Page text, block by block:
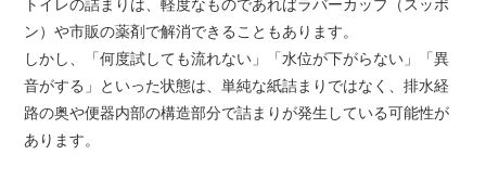
トイレの詰まりは、軽度なものであればラバーカップ（スッポ
ン）や市販の薬剤で解消できることもあります。
しかし、「何度試しても流れない」「水位が下がらない」「異
音がする」といった状態は、単純な紙詰まりではなく、排水経
路の奥や便器内部の構造部分で詰まりが発生している可能性が
あります。